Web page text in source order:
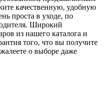
качественную, удобную
проста в уходе, по
Широкий
из нашего каталога и
того, что вы получите
о выборе даже